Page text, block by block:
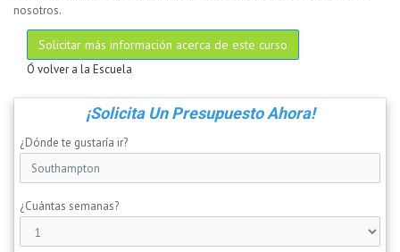
nosotros.
Solicitar más información acerca de este curso
Ó volver a la Escuela
¡Solicita Un Presupuesto Ahora!
¿Dónde te gustaría ir?
¿Cuántas semanas?